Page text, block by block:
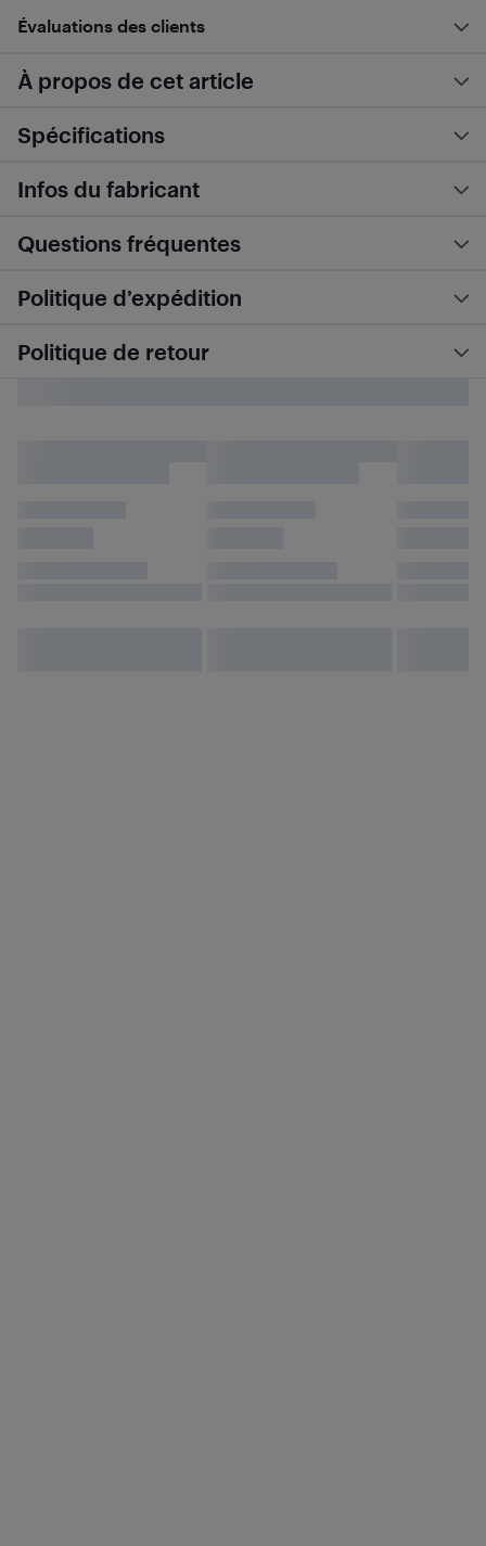
Évaluations des clients
À propos de cet article
Spécifications
Infos du fabricant
Questions fréquentes
Politique d’expédition
Politique de retour